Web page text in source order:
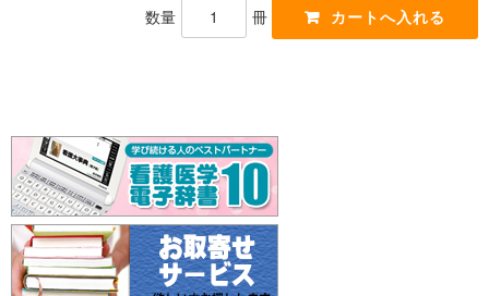
数量 冊